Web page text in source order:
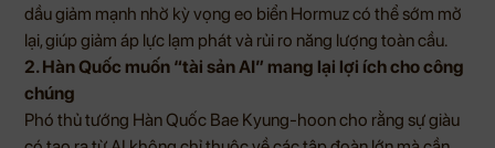
dầu giảm mạnh nhờ kỳ vọng eo biển Hormuz có thể sớm mở
lại, giúp giảm áp lực lạm phát và rủi ro năng lượng toàn cầu.
2. Hàn Quốc muốn “tài sản AI” mang lại lợi ích cho công
chúng
Phó thủ tướng Hàn Quốc Bae Kyung-hoon cho rằng sự giàu